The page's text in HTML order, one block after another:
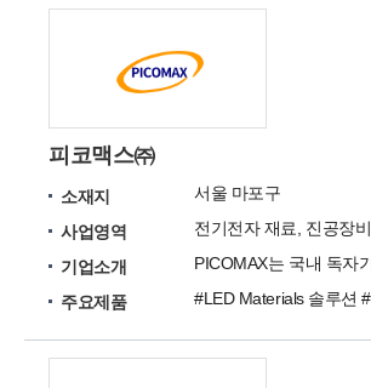
피코맥스㈜
소재지
서울 마포구
사업영역
기업소개
주요제품